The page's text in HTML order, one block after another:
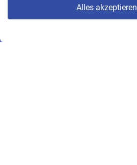
Alles akzeptieren
© VBL 2026